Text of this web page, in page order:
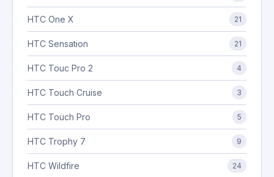
HTC One X 21
HTC Sensation 21
HTC Touc Pro 2 4
HTC Touch Cruise 3
HTC Touch Pro 5
HTC Trophy 7 9
HTC Wildfire 24